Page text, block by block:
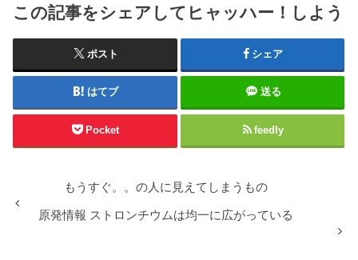
この記事をシェアしてヒャッハー！しよう
ポスト シェア
はてブ 送る
Pocket feedly
もうすぐ。。の人に見えてしまうもの
原発情報 ストロンチウムは均一に広がっている